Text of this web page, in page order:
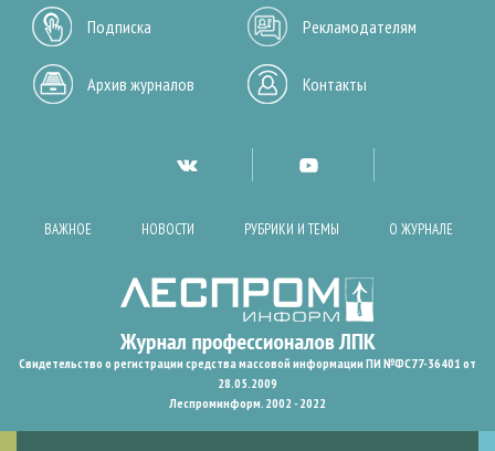
Подписка Рекламодателям
Архив журналов Контакты
ВАЖНОЕ НОВОСТИ РУБРИКИ И ТЕМЫ О ЖУРНАЛЕ
Свидетельство о регистрации средства массовой информации ПИ №ФС77-36401 от
28.05.2009
Леспроминформ. 2002 - 2022